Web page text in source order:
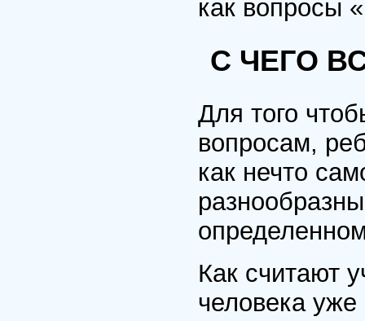
как вопросы
С ЧЕГО
Для того
вопросам,
как нечто
Как считают
человека уже